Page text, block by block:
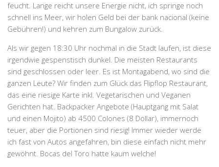
feucht. Lange reicht unsere Energie nicht, ich springe noch
schnell ins Meer, wir holen Geld bei der bank nacional (keine
Gebühren!) und kehren zum Bungalow zurück.
Als wir gegen 18:30 Uhr nochmal in die Stadt laufen, ist diese
irgendwie gespenstisch dunkel. Die meisten Restaurants
sind geschlossen oder leer. Es ist Montagabend, wo sind die
ganzen Leute? Wir finden zum Glück das Flipflop Restaurant,
das eine riesige Karte inkl. Vegetarischen und Veganen
Gerichten hat. Backpacker Angebote (Hauptgang mit Salat
und einen Mojito) ab 4500 Colones (8 Dollar), immernoch
teuer, aber die Portionen sind riesig! Immer wieder werde
ich fast von Autos angefahren, bin diese einfach nicht mehr
gewöhnt. Bocas del Toro hatte kaum welche!